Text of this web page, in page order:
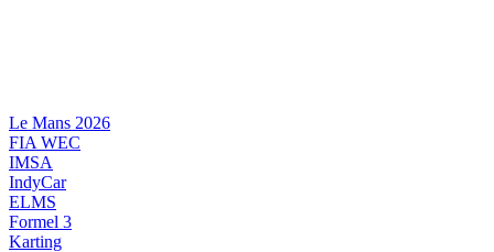
Le Mans 2026
FIA WEC
IMSA
IndyCar
ELMS
Formel 3
Karting